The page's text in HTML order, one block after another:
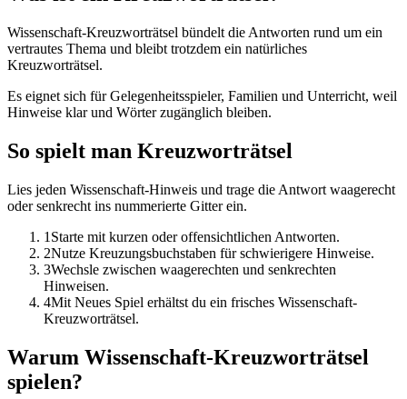
Wissenschaft-Kreuzworträtsel bündelt die Antworten rund um ein
vertrautes Thema und bleibt trotzdem ein natürliches
Kreuzworträtsel.
Es eignet sich für Gelegenheitsspieler, Familien und Unterricht, weil
Hinweise klar und Wörter zugänglich bleiben.
So spielt man Kreuzworträtsel
Lies jeden Wissenschaft-Hinweis und trage die Antwort waagerecht
oder senkrecht ins nummerierte Gitter ein.
1 Starte mit kurzen oder offensichtlichen Antworten.
2Nutze Kreuzungsbuchstaben für schwierigere Hinweise.
3Wechsle zwischen waagerechten und senkrechten
Hinweisen.
4Mit Neues Spiel erhältst du ein frisches Wissenschaft-
Kreuzworträtsel.
Warum Wissenschaft-Kreuzworträtsel
spielen?